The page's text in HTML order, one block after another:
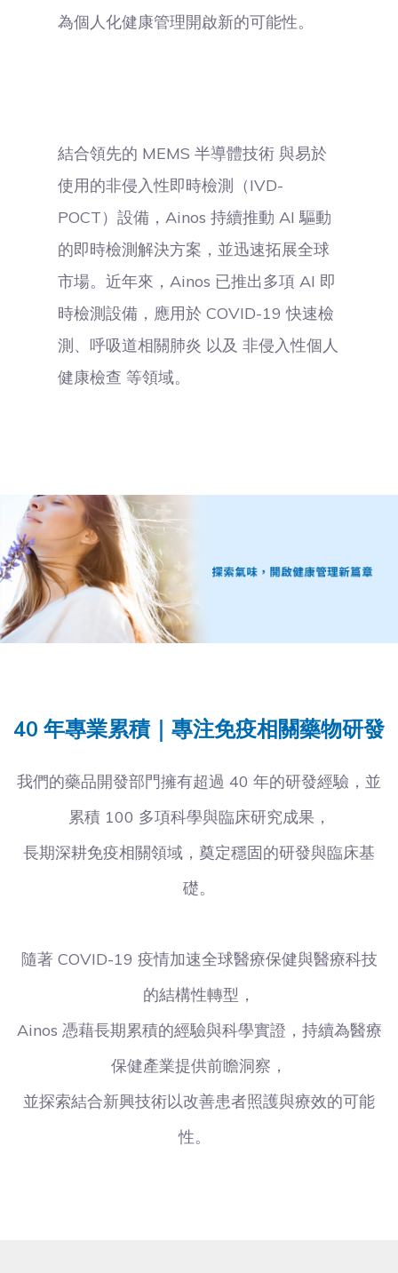
為個人化健康管理開啟新的可能性。
結合領先的 MEMS 半導體技術 與易於
使用的非侵入性即時檢測（IVD-
POCT）設備，Ainos 持續推動 AI 驅動
的即時檢測解決方案，並迅速拓展全球
市場。近年來，Ainos 已推出多項 AI 即
時檢測設備，應用於 COVID-19 快速檢
測、呼吸道相關肺炎 以及 非侵入性個人
健康檢查 等領域。
40 年專業累積｜專注免疫相關藥物研發
我們的藥品開發部門擁有超過 40 年的研發經驗，並
累積 100 多項科學與臨床研究成果，
長期深耕免疫相關領域，奠定穩固的研發與臨床基
礎。
隨著 COVID-19 疫情加速全球醫療保健與醫療科技
的結構性轉型，
Ainos 憑藉長期累積的經驗與科學實證，持續為醫療
保健產業提供前瞻洞察，
並探索結合新興技術以改善患者照護與療效的可能
性。